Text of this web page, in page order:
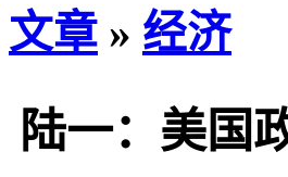
文章 » 经济
陆一：美国